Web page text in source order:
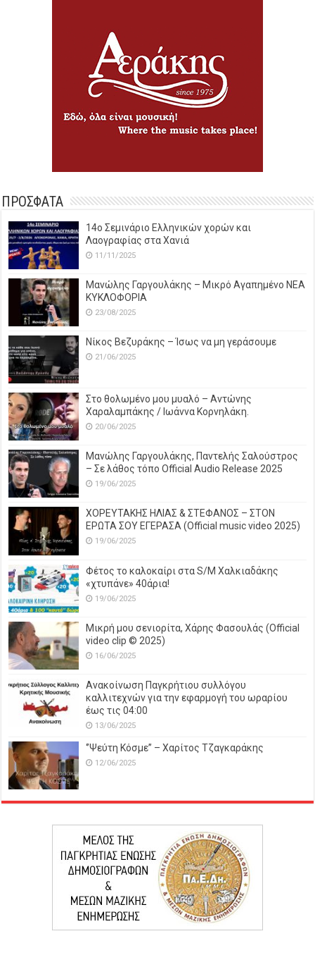
ΠΡΟΣΦΑΤΑ
14o Σεμινάριο Ελληνικών χορών και
Λαογραφίας στα Χανιά
11/11/2025
Μανώλης Γαργουλάκης – Μικρό Αγαπημένο NEΑ
ΚΥΚΛΟΦΟΡΙΑ
23/08/2025
Νίκος Βεζυράκης – Ίσως να μη γεράσουμε
21/06/2025
Στο θολωμένο μου μυαλό – Αντώνης
Χαραλαμπάκης / Ιωάννα Κορνηλάκη.
20/06/2025
Μανώλης Γαργουλάκης, Παντελής Σαλούστρος
– Σε λάθος τόπο Official Audio Release 2025
19/06/2025
ΧΟΡΕΥΤΑΚΗΣ ΗΛΙΑΣ & ΣΤΕΦΑΝΟΣ – ΣΤΟΝ
ΕΡΩΤΑ ΣΟΥ ΕΓΕΡΑΣΑ (Official music video 2025)
19/06/2025
Φέτος το καλοκαίρι στα S/M Χαλκιαδάκης
«χτυπάνε» 40άρια!
19/06/2025
Μικρή μου σενιορίτα, Χάρης Φασουλάς (Official
video clip © 2025)
16/06/2025
Ανακοίνωση Παγκρήτιου συλλόγου
καλλιτεχνών για την εφαρμογή του ωραρίου
έως τις 04:00
13/06/2025
‘’Ψεύτη Κόσμε’’ – Χαρίτος Τζαγκαράκης
12/06/2025